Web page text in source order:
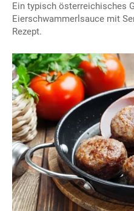
Ein typisch österreichisches
Eierschwammerlsauce mit
Rezept.